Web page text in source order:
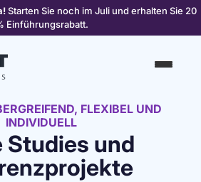
Starten Sie noch im Juli und erhalten Sie 20
Einführungsrabatt.
FLEXIBEL UND
INDIVIDUELL
Studies und